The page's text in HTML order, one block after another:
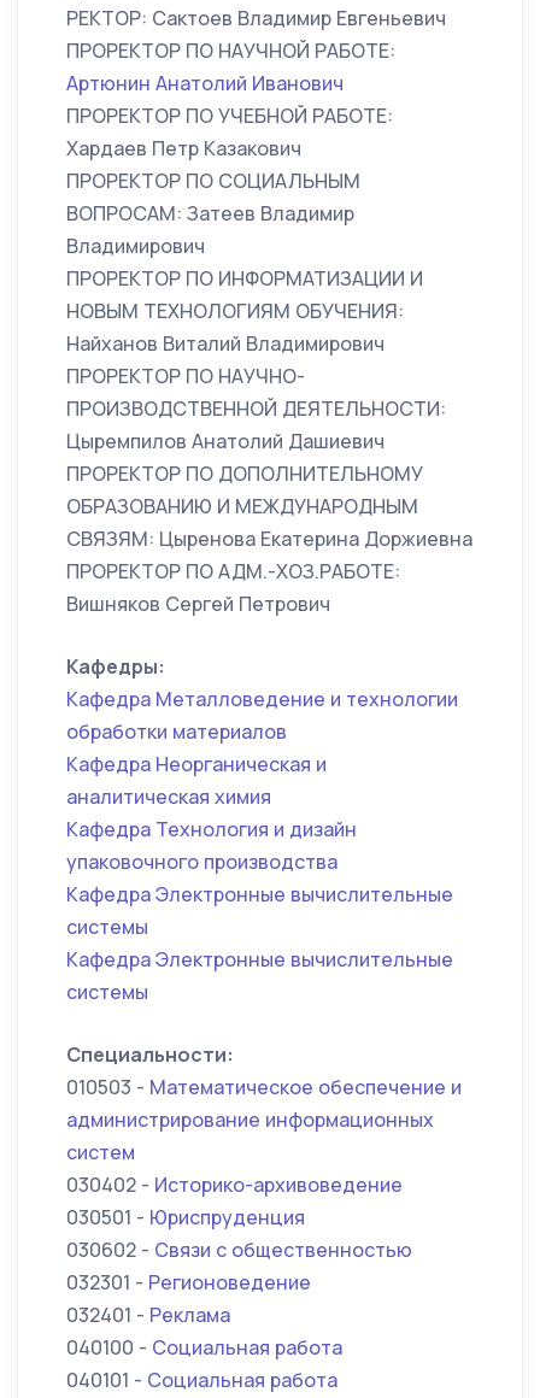
РЕКТОР: Сактоев Владимир Евгеньевич
ПРОРЕКТОР ПО НАУЧНОЙ РАБОТЕ:
Артюнин Анатолий Иванович
ПРОРЕКТОР ПО УЧЕБНОЙ РАБОТЕ:
Хардаев Петр Казакович
ПРОРЕКТОР ПО СОЦИАЛЬНЫМ
ВОПРОСАМ: Затеев Владимир
Владимирович
ПРОРЕКТОР ПО ИНФОРМАТИЗАЦИИ И
НОВЫМ ТЕХНОЛОГИЯМ ОБУЧЕНИЯ:
Найханов Виталий Владимирович
ПРОРЕКТОР ПО НАУЧНО-
ПРОИЗВОДСТВЕННОЙ ДЕЯТЕЛЬНОСТИ:
Цыремпилов Анатолий Дашиевич
ПРОРЕКТОР ПО ДОПОЛНИТЕЛЬНОМУ
ОБРАЗОВАНИЮ И МЕЖДУНАРОДНЫМ
СВЯЗЯМ: Цыренова Екатерина Доржиевна
ПРОРЕКТОР ПО АДМ.-ХОЗ.РАБОТЕ:
Вишняков Сергей Петрович
Кафедры:
Кафедра Металловедение и технологии
обработки материалов
Кафедра Неорганическая и
аналитическая химия
Кафедра Технология и дизайн
упаковочного производства
Кафедра Электронные вычислительные
системы
Кафедра Электронные вычислительные
системы
Специальности:
010503 - Математическое обеспечение и
администрирование информационных
систем
030402 - Историко-архивоведение
030501 - Юриспруденция
030602 - Связи с общественностью
032301 - Регионоведение
032401 - Реклама
040100 - Социальная работа
040101 - Социальная работа